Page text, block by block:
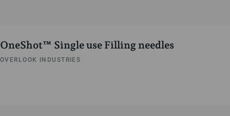
OneShot™ Single use Filling needles
OVERLOOK INDUSTRIES